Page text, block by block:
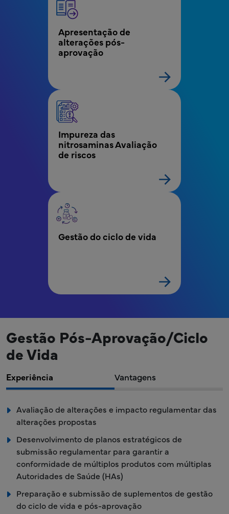
Apresentação de
alterações pós-
aprovação
Impureza das
nitrosaminas Avaliação
de riscos
Gestão do ciclo de vida
Gestão Pós-Aprovação/Ciclo
de Vida
Experiência Vantagens
Avaliação de alterações e impacto regulamentar das
alterações propostas
Desenvolvimento de planos estratégicos de
submissão regulamentar para garantir a
conformidade de múltiplos produtos com múltiplas
Autoridades de Saúde (HAs)
Preparação e submissão de suplementos de gestão
do ciclo de vida e pós-aprovação